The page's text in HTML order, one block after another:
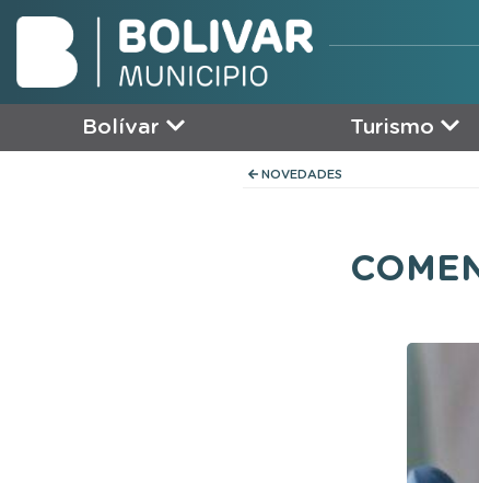
Bolívar Turismo
NOVEDADES